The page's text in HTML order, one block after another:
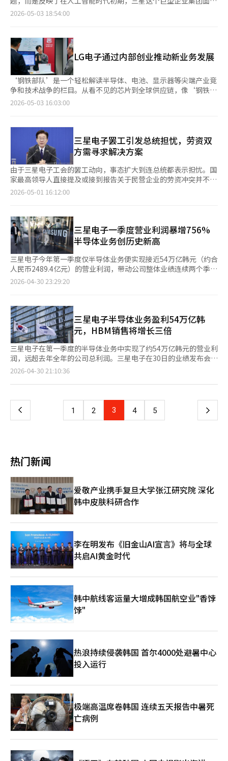
出现数千亿韩元级别的亏损。 LG电子负责电视等显示业务的MS事
业本部去年录得7509亿韩元亏损，负责家电的HS事业本部则实现
绩有所回暖，但市场前景依然充满不确定性。 中东战争长期化遏
制需求增长，汇率持续走高推动内存芯片价格上涨，尤其是在电视
市场，面临着中国厂商来势汹汹的挑战。 市场调查机构
Countpoint Research提供的数据显示，以电视出货量为基准，
中国厂商去年在全球市场所占份额达25%，连续两年超过三星电子
（15%）和LG电子（9%）的总和。尽管三星仍保持单一品牌全球
首位，但在去年12月的单月数据中已被中国品牌TCL反超。 日本
索尼和TCL日前宣布组建合资公司，并将于明年4月正式运营，预
军宝座。 面对日益严峻的挑战，三星电子正在研究关闭洗碗机、
微波炉等部分盈利能力较弱的家电生产线，并转向外包生产的方
案。位于斯洛伐克的欧洲电视生产基地计划本月关闭，日媒近日报
道称，三星将在年内停止在中国境内销售家电和电视。 三星未来
将集中资源发展高端“Bespoke”系列产品，包括洗衣机、电冰
箱、空调等高端产品，同时加大对暖通空调（HVAC）和B2B业务
的投入。 LG则采取扩张策略打开突破口，集团计划推动市场多元
化布局，将业务重点从欧美等成熟市场拓展至“全球南方”新兴市
今年1月举行的CES 2026上，LG公开了人工智能（AI）人形机器
人“CLOiD”及关键部件品牌“AXIUM”，计划在2028年前实现
家用机器人商业化。 业内人士指出，尽管三星与LG采取不同路
径，但提升盈利结构稳定性并培育新增长引擎的核心目标一致。两
家企业的战略执行效果将在很大程度上决定韩国家电产业未来走
向。
的结构性紧张。尽管在外界被视为顶级企业，但内部各业务部门的
备解决方案(DS)部门因AI数据中心用高带宽内存(HBM)的繁荣而推
动了整体业绩，而负责智能手机、电视和家电的设备体验(DX)部门
则面临盈利能力恶化的担忧。同一家公司内，一边是繁荣，另一边
是危机的非对称结构。 这种裂痕正在演变为组织内部的冲突。半
导体工会要求取消绩效奖金上限并与营业利润挂钩的奖励，威胁进
行总罢工。非半导体部门员工之间的相对剥夺感也在增加。 三星
生物制药的情况也不容小觑。拥有全球最大生产能力的公司自成立
以来首次进入总罢工。生物制药生产因其连续工艺特性，生产中断
体的繁荣离不开现场技术人员和生产人员的贡献，生物生产现场的
熟练劳动也是核心竞争力。 然而，三星目前面临的核心问题更接
近于“如何维持三星这个共同体”。三星电子在半导体、智能手
机、家电和零部件的有机整合模式上成长。 现在，各业务部门之
间的利益关系过于分裂，“我们的份额是我们的”这种观念正在增
强。这不仅是三星的问题，也是AI时代制造企业共同面临的挑战。
实际上，全球信息技术企业在AI转型过程中正在重新组织。微软将
云和AI组织紧密结合，英伟达则转型为AI生态系统企业。 需要的不
组织哲学。 三星正处于十字路口。即使拥有世界顶级制造能力，
如果无法整合内部裂痕，当前的繁荣可能成为未来危机的种子。新
时代需要新组织。 危机并不总是来自外部。三星的真正考验正在
内部开始。
2026-05-03 18:54:00
LG电子通过内部创业推动新业务发展
‘钢铁部队’是一个轻松解读半导体、电池、显示器等尖端产业竞
争和技术战争的栏目。从看不见的芯片到全球供应链，像‘钢铁部
队’一样奔跑在产业最前线，生动地传达给您。充满新能量的周
部创业公司分拆为独立法人，旨在克服大企业特有的复杂决策结构
带来的‘缓慢组织’限制，加快市场验证速度。根据LG电子的消
息，LG电子最近通过内部创业项目‘Studio341’将培养的团队分
拆为独立法人，重新调整新业务推进方式。选择在外部市场同时验
证技术和商业性，而不仅仅是将内部创意商业化。这种变化与传统
大企业的新业务模式不同。过去通常通过内部研发获得技术并将其
产品化推向市场。然而，随着人工智能、机器人、先进材料等新兴
产业的不确定性和频繁的业务方向转变，仅靠大企业组织难以快速
市场需求不确定的初期阶段，需要短周期检查成果并灵活调整商业
模式。然而，大企业由于多层次的报告体系和复杂的决策结构，难
以确保这种循环速度，内部责任负担也大，难以持续大胆尝试。此
外，与现有主力业务的利益冲突和资源分配优先级问题也限制了新
业务的推进速度。LG电子选择的解决方案是‘组织外迁’。将经
过一定程度验证的创意分拆为独立法人，使其摆脱大企业体系，拥
有类似初创企业的决策结构。这样一来，在融资过程中可以直接接
触外部资本，客户获取也在企业品牌之外，通过业务本身的竞争力
制，可以根据市场反应迅速进行，从而大大改善产品、技术开发和
商业化的执行速度。对企业而言，这也是高效的。新业务风险不必
全部由内部承担，同时可以通过合作关系保留核心人员和技术。必
要时可以通过战略投资或业务合作吸收成果，形成直接执行与外部
合作并行的迂回型新业务模式。此次分拆的团队集中在B2B领域，
如AI解决方案、代码质量改进代理、厨房自动化机器人、阻燃材料
设计等。与面向消费者的成品业务相比，面向企业客户验证技术的
领域更需要速度和灵活性。这也显示出LG电子的业务结构正从家
可能性。此外，这一战略也与整个产业竞争方式的变化有关。最
近，与其单一企业掌握所有技术，不如通过各领域专业企业间的合
作进行竞争的结构迅速扩散。特别是随着AI与机器人和自动化设备
的方式变得重要。内部创业分拆也被视为这种开放式创新战略的延
续。实际上，LG电子据悉正在考虑在分拆后继续与这些初创企业
保持合作关系。这被解读为不仅仅是简单的创业支持，而是长期获
取技术合作伙伴的战略。内部组织与外部初创企业在一个生态系统
中连接的结构可能会形成。已经分拆的初创企业在政府支持项目和
技术评估中取得了成果，证明了其一定程度的商业性。这被认为是
内部创业模式不仅仅是简单实验，而是具有实际增长潜力的结构的
大企业的新业务推进方式本身正在改变。摆脱内部解决一切的方
式，转向市场验证并以经过验证的技术为中心进行合作的结构。钢
铁部队的视线所及之处，大企业的新业务竞争不再局限于内部组织
创新。转向市场的速度竞争正在重新布局。随着不确定性增加，能
够快速验证和转变方向的结构成为核心竞争力的趋势。企业内部完
成的传统方式正在转向利用外部生态系统的实验结构。大企业虽然
不是直接成为初创企业，但为了像初创企业一样运作的结构性转变
已经开始。※ 本报道经人工智能（AI）系统翻译与编辑。
2026-05-03 16:03:00
三星电子罢工引发总统担忧，劳资双
方需寻求解决方案
由于三星电子工会的罢工动向，事态扩大到连总统都表示担忧。国
家最高领导人直接提及或接到报告关于民营企业的劳资冲突并不常
见，这表明三星电子的罢工可能对韩国经济产生重大影响。劳资双
断将对合作伙伴、地方经济、零部件和设备行业以及物流网络造成
连锁冲击。如果海外客户因供应不稳定而减少订单或转向竞争对
手，损失将难以在短期内弥补。当前正值全球半导体竞争激烈之
际，人工智能的扩展导致先进存储器和代工需求激增。美国、台
湾、中国和日本都在政府层面支持企业增强竞争力。在此时，韩国
代表企业因内部冲突而受阻，无异于给竞争对手留下空隙。工会的
集体行动权是宪法保障的权利，要求改善工资、奖金和工作条件是
正当的。然而，总罢工应是最后的手段。以生产中断和损失规模为
会的责任也更重。权利和责任应并重。企业方面也不能免于责任。
如果劳资冲突反复出现，应反思是否存在补偿体系信任不足、沟通
缺失和现场不满积累等问题。业绩改善时，应在合理标准下分配成
果，并考虑未来投资和就业稳定，履行解释责任。没有对话的坚持
只会加剧问题。总统的担忧应被视为经济安全层面的警告，而非政
治干预。半导体是韩国出口的核心，也是国家战略产业。政府应在
法律和原则下加强调解功能，确保谈判正常进行。对非法行为要严
肃应对，但对合法谈判应积极支持。若三星电子的劳资冲突长期
化，最终受害的将是国民经济。工会应放弃以总罢工为筹码的对
担忧，警报已然响起。当前需要的是妥协而非对抗，责任而非对
峙。※ 本报道经人工智能（AI）系统翻译与编辑。
2026-05-01 16:12:00
三星电子一季度营业利润暴增756%
半导体业务创历史新高
三星电子今年第一季度仅半导体业务便实现接近54万亿韩元（约合
人民币2489.4亿元）的营业利润，带动公司整体业绩连续两个季度
刷新历史纪录。即便在全球需求放缓及零部件价格上涨压力下，成
务仍将继续成为公司业绩增长的核心动力。 三星电子30日发布业
绩公告称，按合并财务报表口径计算，公司第一季度营业利润为
57.2328万亿韩元，同比增长756.1%；销售额为133.8734万亿韩
元，同比增长69.2%；净利润为47.2253万亿韩元，同比增长
474.3%。其中，营业利润较韩联社旗下金融信息机构Infomax统
计的市场预期值45.6633万亿韩元高出25.3%。 公司销售额与营业
利润均创下季度历史新高，连续刷新上一季度创下的销售额
93.8374万亿韩元、营业利润20.0737万亿韩元纪录。三星电子表
示：“通过人工智能（AI）技术创新及积极的市场应对，公司实现
汇率上涨影响，以零部件业务为中心，公司整体营业利润较上一季
度增加约1.8万亿韩元。与此同时，公司持续加大对未来增长动力
售额与营业利润均较上一季度增长，并刷新历史最高季度业绩。
（SoC）销售增长带动，业绩有所改善；晶圆代工业务虽受行业淡
季影响业绩下滑，但仍持续获得高性能计算领域订单，并成功拿下
大型光通信模块企业订单。 负责成品（整机）业务的设备体验
（DX）部门实现销售额52.7万亿韩元、营业利润3万亿韩元。随着
三星Galaxy S26系列发布，销售额较上一季度增加。尽管成本负担
加重，公司仍通过扩大高附加值产品销售及提升资源运营效率，将
利润下滑幅度降至最低。 具体来看，电视业务（VD）部门受高端
及大尺寸电视销售稳健、运营效率提升等因素带动，盈利能力有所
改善；生活家电（DA）部门虽推出空调新品，但受成本上涨及关
税影响，业绩改善幅度有限。 此外，三星显示器第一季度实现销
售额6.7万亿韩元、营业利润4000亿韩元。中小尺寸面板业务受季
节性淡季及存储芯片价格影响，需求有所放缓；大尺寸面板业务则
受游戏显示器有机发光二极管（OLED）需求增长带动，整体表现
稳健。
2026-04-30 23:29:20
三星电子半导体业务盈利54万亿韩
元，HBM销售将增长三倍
三星电子在第一季度的半导体业务中实现了约54万亿韩元的营业利
润，远超去年全年的公司总利润。三星电子在30日的业绩发布会上
宣布，半导体部门的销售额为81.7万亿韩元，营业利润为53.7万亿
涨，业绩大幅提升。成品业务的销售额为52.7万亿韩元，营业利润
增长，但成本上升和关税负担限制了利润改善。随着半导体业务的
突出，部门间的两极化加剧。预计第二季度内存价格将继续上涨，
年，仅这些需求就会使明年的供需差距比今年更大。”“预计今年
HBM销售将比去年增长三倍以上。HBM4自2月全球首次量产出货
后，计划中的增产正在进行，下半年供应将大幅扩大。”三星电子
补充道，“预计从第三季度开始，HBM4的销售将超过HBM总销售
的一半，全年也将占据过半份额。”然而，移动、家电和电视业务
的设备体验（DX）部门的盈利下降不可避免。三星电子表
示，“由于零部件成本上升，移动体验（MX）业务的盈利将不可
避免地下降。今年电视市场因原材料价格上涨和不确定的外部环
境，业绩和盈利难以保障。”因此，今年将通过‘选择与集中’战
略进行业务重组。目前正在考虑退出中国的电视和家电市场，并将
部分低盈利家电产品的生产外包。三星电子表示，“将通过成本改
善、结构性效率化和中长期组织竞争力的加强，推动基本业务体系
的改善，并专注于通过并购（M&A）获取未来增长动力。”相反，
示，“随着今年AI需求的持续，资本支出预计将比去年大幅增加。
为了确保技术领先地位，将进一步扩大对下一代工艺和关键技术的
先行研发投资。”并补充道，“内存方面，由于去年底平泽工厂新
洁净室的引入，投资支出已提前反映，预计今年将利用该空间扩大
设备投资，整体资本支出也将大幅增加。”※ 本报道经人工智能
（AI）系统翻译与编辑。
2026-04-30 21:10:36
上
页
1 2 3 4 5 下
热门新闻
爱敬产业携手复旦大学张江研究院 深化
韩中皮肤科研合作
李在明发布《旧金山AI宣言》将与全球
共启AI黄金时代
韩中航线客运量大增成韩国航空业"香饽
饽"
热浪持续侵袭韩国 首尔4000处避暑中心
投入运行
极端高温席卷韩国 连续五天报告中暑死
亡病例